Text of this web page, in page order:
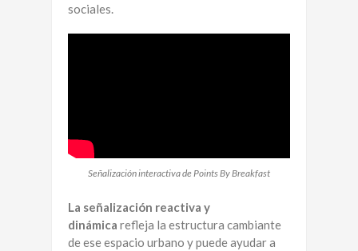
sociales.
Señalización interactiva de Points By Breakfast
La señalización reactiva y
dinámica refleja la estructura cambiante
de ese espacio urbano y puede ayudar a